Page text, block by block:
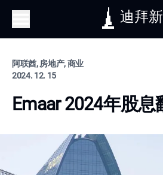
迪拜
阿联酋, 房地产, 商业
2024. 12. 15
Emaar 2024年股